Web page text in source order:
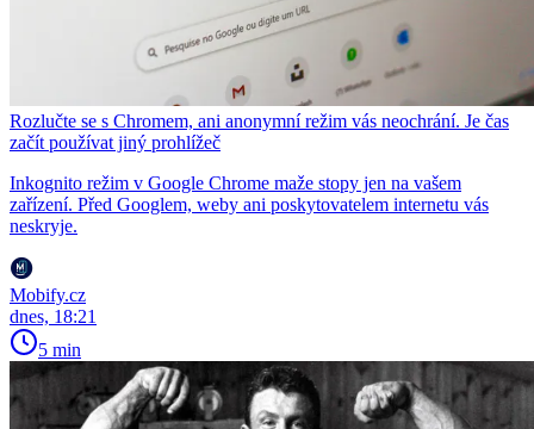
Rozlučte se s Chromem, ani anonymní režim vás neochrání. Je čas
začít používat jiný prohlížeč
Inkognito režim v Google Chrome maže stopy jen na vašem
zařízení. Před Googlem, weby ani poskytovatelem internetu vás
neskryje.
Mobify.cz
dnes, 18:21
5 min